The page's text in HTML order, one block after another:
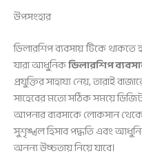
উপসংহার
ডিলারশিপ ব্যবসায় টিকে
যারা আধুনিকডিলারশিপ
প্রযুক্তির সাহায্য নেয়, তারাই
সাহেবের মতো সঠিক সময়ে
আপনার ব্যবসাকে লোকসান
সুশৃঙ্খল হিসাব পদ্ধতি এবং
অনন্য উচ্চতায় নিয়ে যাবে।